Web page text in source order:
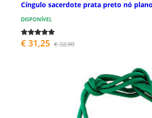
Cíngulo sacerdote prata preto nó plano
DISPONÍVEL
€ 31,25 € 32,90